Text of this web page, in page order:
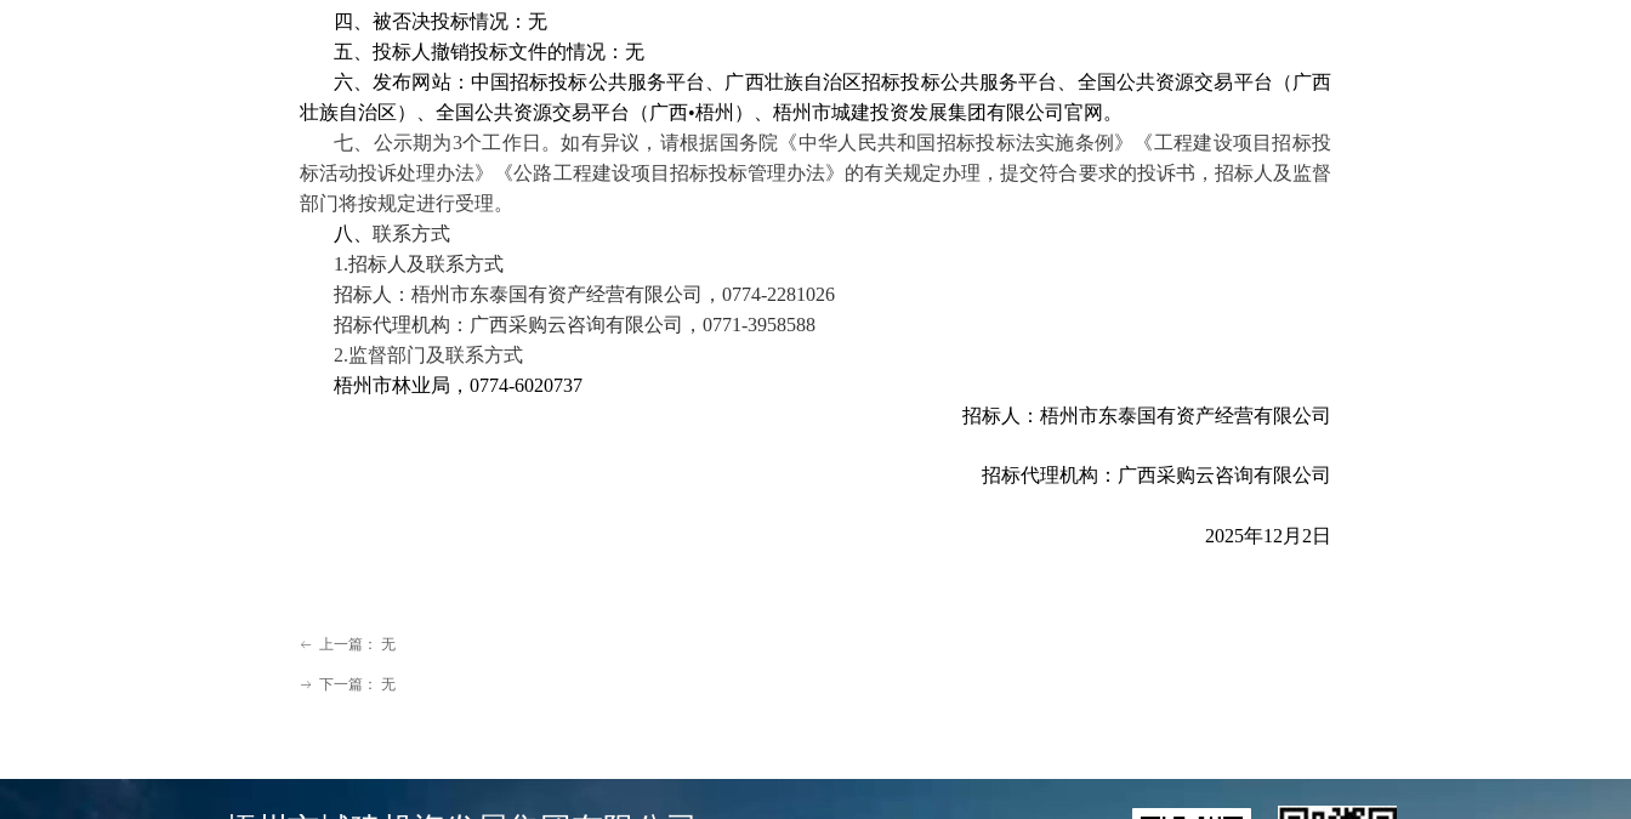
四、被否决投标情况：无
五、投标人撤销投标文件的情况：无
六、发布网站：中国招标投标公共服务平台、广西壮族自治区招标投标公共服务平台、全国公共资源交易平台（广西
壮族自治区）、全国公共资源交易平台（广西•梧州）、梧州市城建投资发展集团有限公司官网。
七、公示期为3个工作日。如有异议，请根据国务院《中华人民共和国招标投标法实施条例》《工程建设项目招标投
标活动投诉处理办法》《公路工程建设项目招标投标管理办法》的有关规定办理，提交符合要求的投诉书，招标人及监督
部门将按规定进行受理。
八、 联系方式
1.招标人及联系方式
招标人：梧州市东泰国有资产经营有限公司，0774-2281026
招标代理机构：广西采购云咨询有限公司，0771-3958588
2.监督部门及联系方式
梧州市林业局，0774-6020737
招标人：梧州市东泰国有资产经营有限公司
招标代理机构：广西采购云咨询有限公司
2025年12月2日
ꂃ 上一篇： 无
ꁹ 下一篇： 无